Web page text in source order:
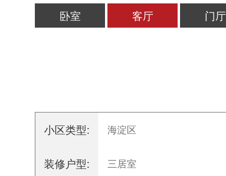
卧室 客厅 门厅
小区类型: 海淀区
装修户型: 三居室